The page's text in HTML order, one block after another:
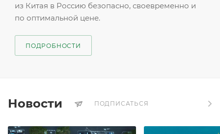
из Китая в Россию безопасно, своевременно и
по оптимальной цене.
ПОДРОБНОСТИ
Новости ПОДПИСАТЬСЯ